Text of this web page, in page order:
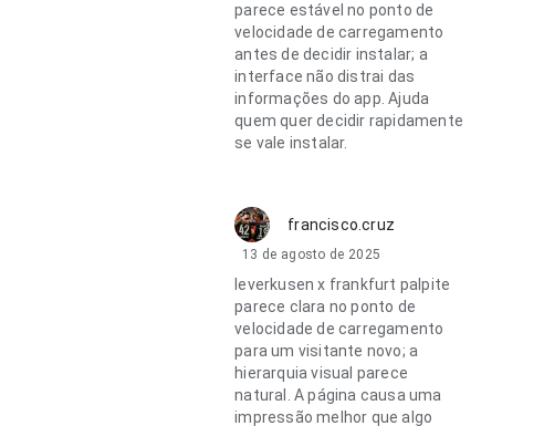
parece estável no ponto de
velocidade de carregamento
antes de decidir instalar; a
interface não distrai das
informações do app. Ajuda
quem quer decidir rapidamente
se vale instalar.
francisco.cruz
13 de agosto de 2025
leverkusen x frankfurt palpite
parece clara no ponto de
velocidade de carregamento
para um visitante novo; a
hierarquia visual parece
natural. A página causa uma
impressão melhor que algo